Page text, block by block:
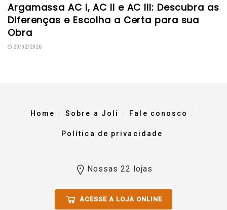
Argamassa AC I, AC II e AC III: Descubra as
Diferenças e Escolha a Certa para sua
Obra
20/02/2026
Home Sobre a Joli Fale conosco
Política de privacidade
Nossas 22 lojas
ACESSE A LOJA ONLINE